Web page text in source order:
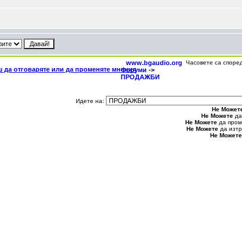
www.bgaudio.org
Форуми ->
ПРОДАЖБИ
Часовете са
Идете на:
Не
Не Можете
Не Можете да
Не Можете да
Не Можете